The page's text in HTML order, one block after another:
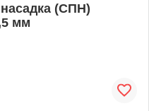
(СПН)
мм